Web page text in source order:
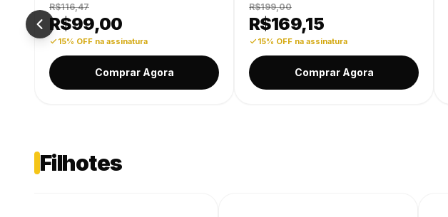
R$116,47
R$99,00
15% OFF na assinatura
Comprar Agora
R$199,00
R$169,15
15% OFF na assinatura
Comprar Agora
Filhotes